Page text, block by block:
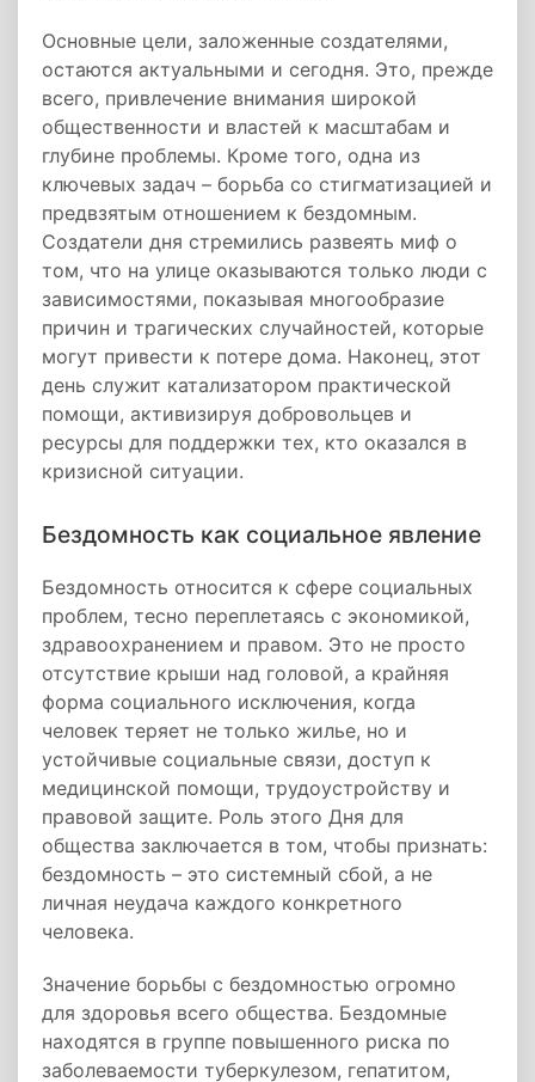
Основные цели, заложенные создателями,
остаются актуальными и сегодня. Это, прежде
всего, привлечение внимания широкой
общественности и властей к масштабам и
глубине проблемы. Кроме того, одна из
ключевых задач – борьба со стигматизацией и
предвзятым отношением к бездомным.
Создатели дня стремились развеять миф о
том, что на улице оказываются только люди с
зависимостями, показывая многообразие
причин и трагических случайностей, которые
могут привести к потере дома. Наконец, этот
день служит катализатором практической
помощи, активизируя добровольцев и
ресурсы для поддержки тех, кто оказался в
кризисной ситуации.
Бездомность как социальное явление
Бездомность относится к сфере социальных
проблем, тесно переплетаясь с экономикой,
здравоохранением и правом. Это не просто
отсутствие крыши над головой, а крайняя
форма социального исключения, когда
человек теряет не только жилье, но и
устойчивые социальные связи, доступ к
медицинской помощи, трудоустройству и
правовой защите. Роль этого Дня для
общества заключается в том, чтобы признать:
бездомность – это системный сбой, а не
личная неудача каждого конкретного
человека.
Значение борьбы с бездомностью огромно
для здоровья всего общества. Бездомные
находятся в группе повышенного риска по
заболеваемости туберкулезом, гепатитом,